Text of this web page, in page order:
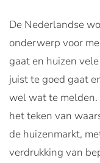
De Nederlandse
onderwerp voor
gaat en huizen
juist te goed gaat
wel wat te melden.
het teken van
de huizenmarkt,
verdrukking van